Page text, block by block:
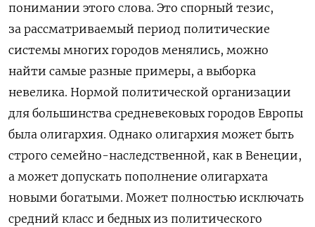
понимании этого слова. Это спорный тезис,
за рассматриваемый период политические
системы многих городов менялись, можно
найти самые разные примеры, а выборка
невелика. Нормой политической организации
для большинства средневековых городов Европы
была олигархия. Однако олигархия может быть
строго семейно-наследственной, как в Венеции,
а может допускать пополнение олигархата
новыми богатыми. Может полностью исключать
средний класс и бедных из политического